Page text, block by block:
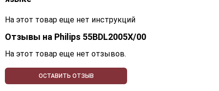
На этот товар еще нет инструкций
Отзывы на Philips 55BDL2005X/00
На этот товар еще нет отзывов.
ОСТАВИТЬ ОТЗЫВ